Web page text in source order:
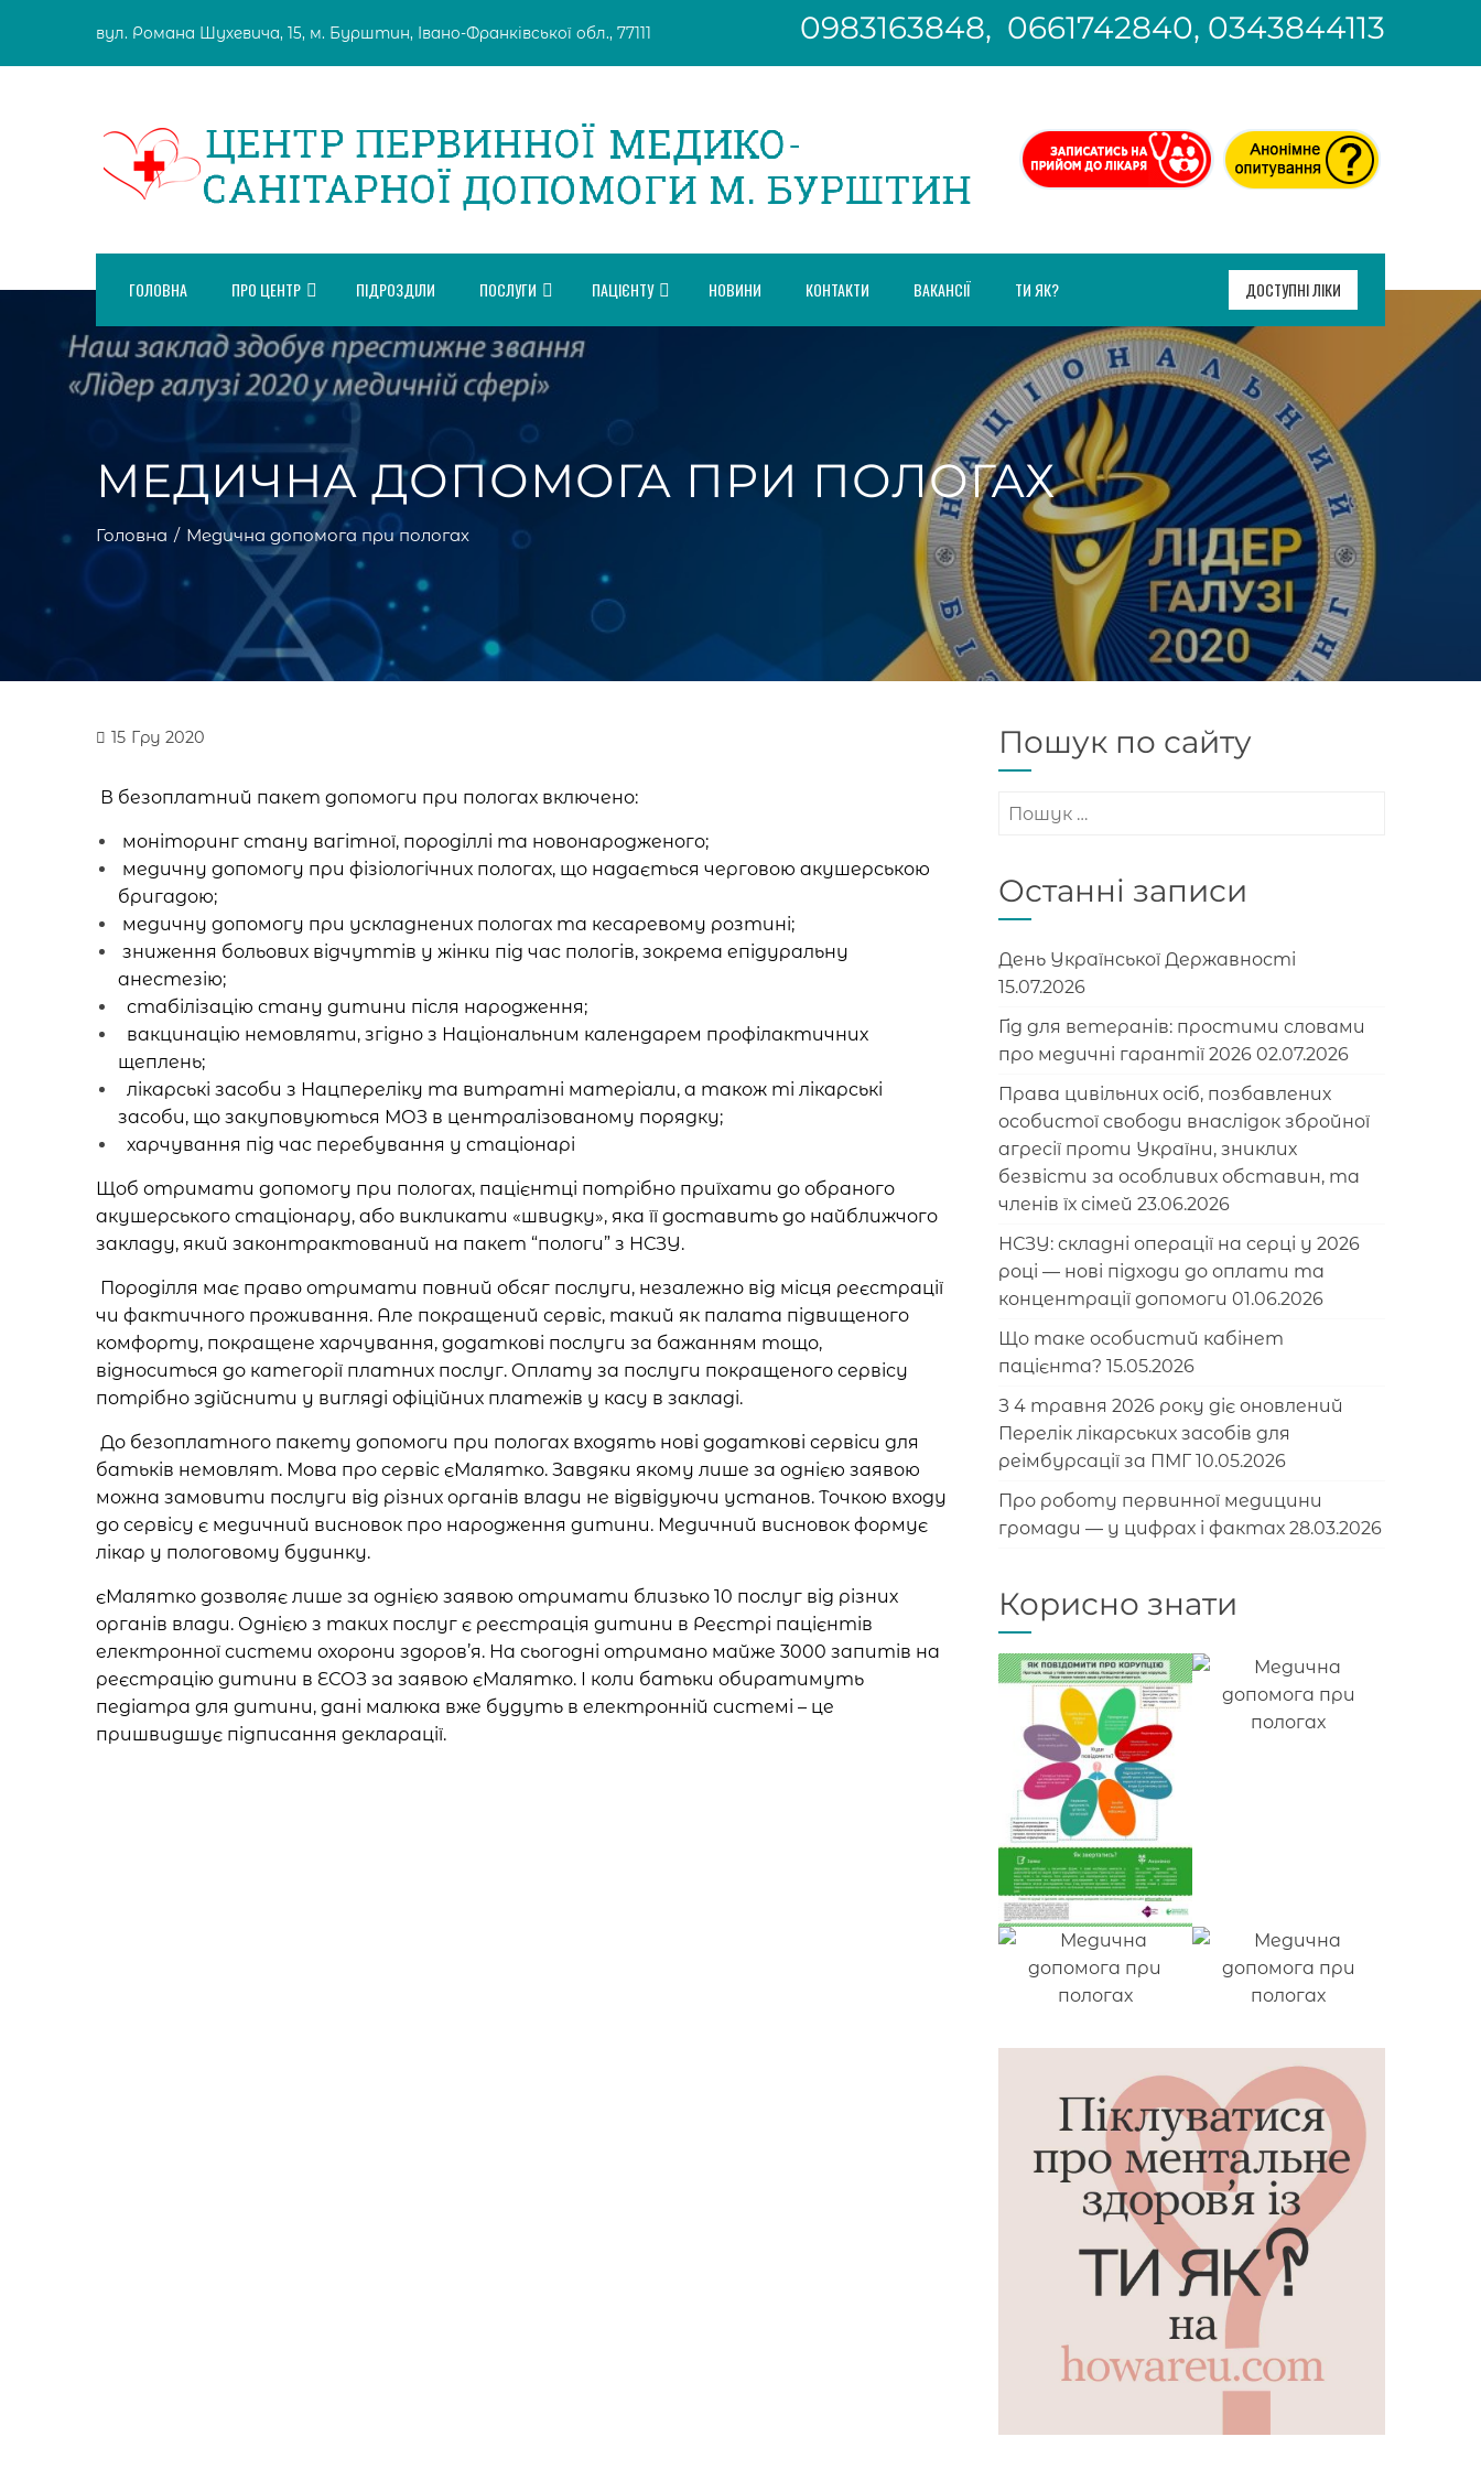
content
вул. Романа Шухевича, 15, м. Бурштин, Івано-Франківської обл., 77111 0983163848, 0661742840, 0343844113
ГОЛОВНА ПРО ЦЕНТР ПІДРОЗДІЛИ ПОСЛУГИ ПАЦІЄНТУ НОВИНИ КОНТАКТИ ВАКАНСІЇ ТИ ЯК? ДОСТУПНІ ЛІКИ
МЕДИЧНА ДОПОМОГА ПРИ ПОЛОГАХ
Головна Медична допомога при пологах
15 Гру 2020
В безоплатний пакет допомоги при пологах включено:
моніторинг стану вагітної, породіллі та новонародженого;
медичну допомогу при фізіологічних пологах, що надається черговою акушерською
бригадою;
медичну допомогу при ускладнених пологах та кесаревому розтині;
зниження больових відчуттів у жінки під час пологів, зокрема епідуральну
анестезію;
стабілізацію стану дитини після народження;
вакцинацію немовляти, згідно з Національним календарем профілактичних
щеплень;
лікарські засоби з Нацпереліку та витратні матеріали, а також ті лікарські
засоби, що закуповуються МОЗ в централізованому порядку;
харчування під час перебування у стаціонарі
Щоб отримати допомогу при пологах, пацієнтці потрібно приїхати до обраного
акушерського стаціонару, або викликати «швидку», яка її доставить до найближчого
закладу, який законтрактований на пакет “пологи” з НСЗУ.
Породілля має право отримати повний обсяг послуги, незалежно від місця реєстрації
чи фактичного проживання. Але покращений сервіс, такий як палата підвищеного
комфорту, покращене харчування, додаткові послуги за бажанням тощо,
відноситься до категорії платних послуг. Оплату за послуги покращеного сервісу
потрібно здійснити у вигляді офіційних платежів у касу в закладі.
До безоплатного пакету допомоги при пологах входять нові додаткові сервіси для
батьків немовлят. Мова про сервіс єМалятко. Завдяки якому лише за однією заявою
можна замовити послуги від різних органів влади не відвідуючи установ. Точкою входу
до сервісу є медичний висновок про народження дитини. Медичний висновок формує
лікар у пологовому будинку.
єМалятко дозволяє лише за однією заявою отримати близько 10 послуг від різних
органів влади. Однією з таких послуг є реєстрація дитини в Реєстрі пацієнтів
електронної системи охорони здоров’я. На сьогодні отримано майже 3000 запитів на
реєстрацію дитини в ЕСОЗ за заявою єМалятко. І коли батьки обиратимуть
педіатра для дитини, дані малюка вже будуть в електронній системі – це
пришвидшує підписання декларації.
Пошук по сайту
Пошук:
Останні записи
День Української Державності
15.07.2026
Гід для ветеранів: простими словами
про медичні гарантії 2026 02.07.2026
Права цивільних осіб, позбавлених
особистої свободи внаслідок збройної
агресії проти України, зниклих
безвісти за особливих обставин, та
членів їх сімей 23.06.2026
НСЗУ: складні операції на серці у 2026
році — нові підходи до оплати та
концентрації допомоги 01.06.2026
Що таке особистий кабінет
пацієнта? 15.05.2026
З 4 травня 2026 року діє оновлений
Перелік лікарських засобів для
реімбурсації за ПМГ 10.05.2026
Про роботу первинної медицини
громади — у цифрах і фактах 28.03.2026
Корисно знати